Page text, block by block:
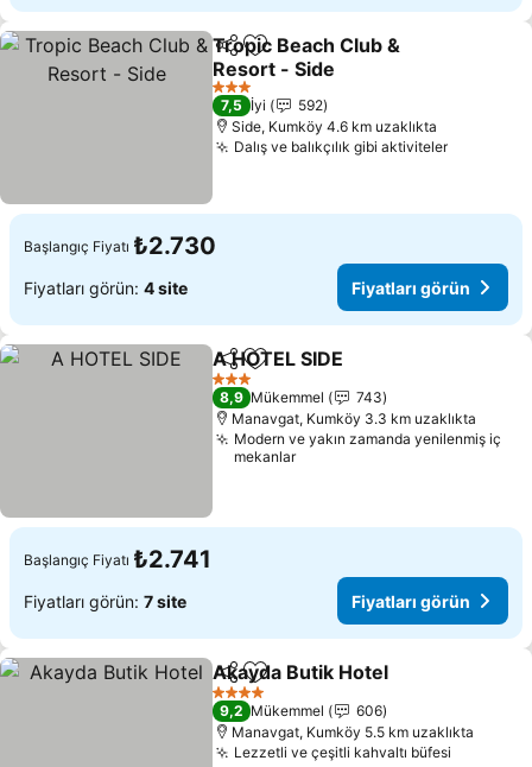
PaylaşFavorilerime ekle
Tropic Beach Club &
Resort - Side
Fiyatları görün
3 Yıldız
7,5 İyi
592
Side, Kumköy 4.6 km uzaklıkta
Dalış ve balıkçılık gibi aktivitelerFiyatları
Başlangıç Fiyatı ₺2.730
Fiyatları görün: 4 site Fiyatları görün
PaylaşFavorilerime ekle
A HOTEL SIDE
3 Yıldız
8,9 Mükemmel
743
Manavgat, Kumköy 3.3 km uzaklıkta
Modern ve yakın zamanda yenilenmiş iç
mekanlar
Başlangıç Fiyatı ₺2.741
Fiyatları görün: 7 site Fiyatları görün
PaylaşFavorilerime ekle
Akayda Butik Hotel
4 Yıldız
9,2 Mükemmel
606
Manavgat, Kumköy 5.5 km uzaklıkta
Lezzetli ve çeşitli kahvaltı büfesi